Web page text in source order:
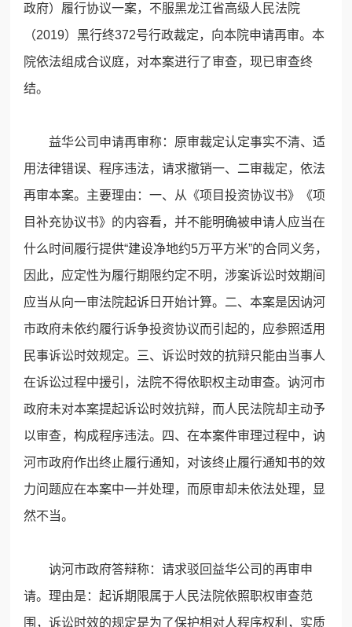
政府）履行协议一案，不服黑龙江省高级人民法院
（2019）黑行终372号行政裁定，向本院申请再审。本
院依法组成合议庭，对本案进行了审查，现已审查终
结。
益华公司申请再审称：原审裁定认定事实不清、适
用法律错误、程序违法，请求撤销一、二审裁定，依法
再审本案。主要理由：一、从《项目投资协议书》《项
目补充协议书》的内容看，并不能明确被申请人应当在
什么时间履行提供“建设净地约5万平方米”的合同义务，
因此，应定性为履行期限约定不明，涉案诉讼时效期间
应当从向一审法院起诉日开始计算。二、本案是因讷河
市政府未依约履行诉争投资协议而引起的，应参照适用
民事诉讼时效规定。三、诉讼时效的抗辩只能由当事人
在诉讼过程中援引，法院不得依职权主动审查。讷河市
政府未对本案提起诉讼时效抗辩，而人民法院却主动予
以审查，构成程序违法。四、在本案件审理过程中，讷
河市政府作出终止履行通知，对该终止履行通知书的效
力问题应在本案中一并处理，而原审却未依法处理，显
然不当。
讷河市政府答辩称：请求驳回益华公司的再审申
请。理由是：起诉期限属于人民法院依照职权审查范
围，诉讼时效的规定是为了保护相对人程序权利，实质